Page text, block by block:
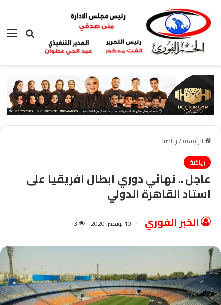
بحث عن
الرئيسية/رياضة
رياضة
عاجل .. نهائي دوري ابطال افريقيا على
استاد القاهرة الدولي
الخبر الفوري 10 نوفمبر، 2020 3